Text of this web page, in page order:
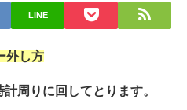
LINE
外し方
周りに回してとります。